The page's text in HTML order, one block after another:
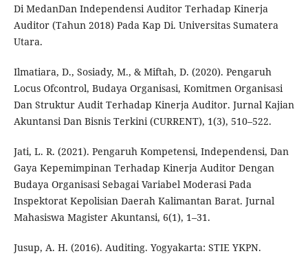
Di MedanDan Independensi Auditor Terhadap Kinerja
Auditor (Tahun 2018) Pada Kap Di. Universitas Sumatera
Utara.
Ilmatiara, D., Sosiady, M., & Miftah, D. (2020). Pengaruh
Locus Ofcontrol, Budaya Organisasi, Komitmen Organisasi
Dan Struktur Audit Terhadap Kinerja Auditor. Jurnal Kajian
Akuntansi Dan Bisnis Terkini (CURRENT), 1(3), 510–522.
Jati, L. R. (2021). Pengaruh Kompetensi, Independensi, Dan
Gaya Kepemimpinan Terhadap Kinerja Auditor Dengan
Budaya Organisasi Sebagai Variabel Moderasi Pada
Inspektorat Kepolisian Daerah Kalimantan Barat. Jurnal
Mahasiswa Magister Akuntansi, 6(1), 1–31.
Jusup, A. H. (2016). Auditing. Yogyakarta: STIE YKPN.